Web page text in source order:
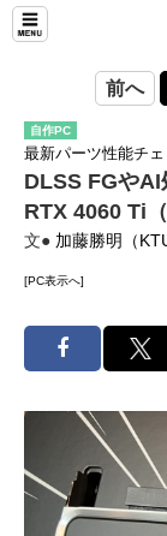
前へ
自作PC
最新パーツ性能チェ
DLSS FGや
RTX 4060 Ti
文● 加藤勝明（
[PC表示へ]